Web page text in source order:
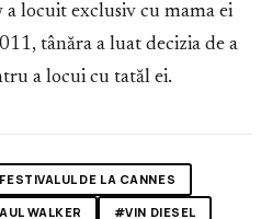
locuit exclusiv cu mama ei
tânăra a luat decizia de a
a locui cu tatăl ei.
DE LA CANNES
WALKER #VIN DIESEL